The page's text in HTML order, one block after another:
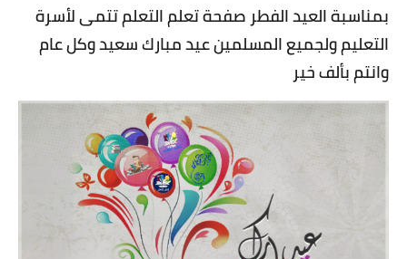
بمناسبة العيد الفطر صفحة تعلم التعلم تتمى لأسرة
التعليم ولجميع المسلمين عيد مبارك سعيد وكل عام
وانتم بألف خير